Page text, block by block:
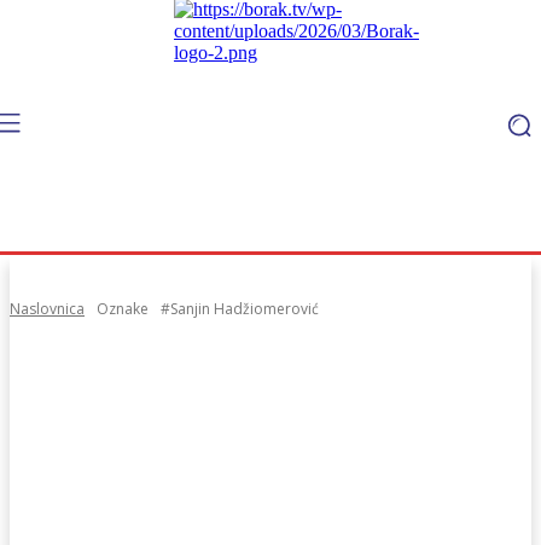
Naslovnica Oznake #Sanjin Hadžiomerović